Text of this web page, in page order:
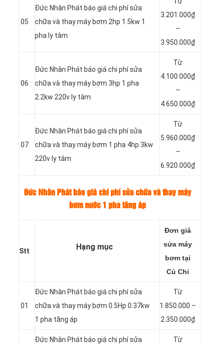
05
Đức Nhân Phát báo giá chi phí sửa
chữa và thay máy bơm 2hp 1.5kw 1
pha ly tâm
3.201.000₫
–
3.950.000₫
06
Đức Nhân Phát báo giá chi phí sửa
chữa và thay máy bơm 3hp 1 pha
2.2kw 220v ly tâm
Từ
4.100.000₫
–
4.650.000₫
07
Đức Nhân Phát báo giá chi phí sửa
chữa và thay máy bơm 1 pha 4hp 3kw
220v ly tâm
Từ
5.960.000₫
–
6.920.000₫
Đức Nhân Phát báo giá chi phí sửa chữa và thay máy
bơm nước 1 pha tăng áp
Stt Hạng mục
Đơn giá
sửa máy
bơm tại
Củ Chi
01
Đức Nhân Phát báo giá chi phí sửa
chữa và thay máy bơm 0.5Hp 0.37kw
1 pha tăng áp
Từ
1.850.000 –
2.350.000₫
Đức Nhân Phát báo giá chi phí sửa
Từ